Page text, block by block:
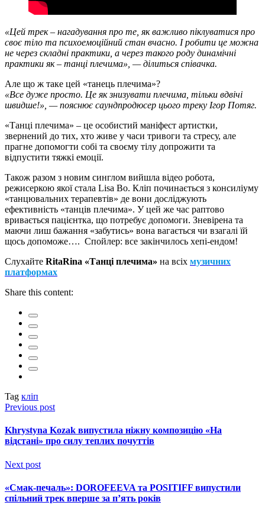
«Цей трек – нагадування про те, як важливо піклуватися про
своє тіло та психоемоційний стан вчасно. І робити це можна
не через складні практики, а через такого роду динамічні
практики як – танці плечима», — ділиться співачка.
Але що ж таке цей «танець плечима»?
«Все дуже просто. Це як знизувати плечима, тільки вдвічі
швидше!», — пояснює саундпродюсер цього треку Ігор Потяг.
«Танці плечима» – це особистий маніфест артистки,
звернений до тих, хто живе у часи тривоги та стресу, але
прагне допомогти собі та своєму тілу допрожити та
відпустити тяжкі емоції.
Також разом з новим синглом вийшла відео робота,
режисеркою якої стала Lisa Bo. Кліп починається з консиліуму
«танцювальних терапевтів» де вони досліджують
ефективність «танців плечима». У цей же час раптово
вривається пацієнтка, що потребує допомоги. Зневірена та
маючи лиш бажання «забутись» вона вагається чи взагалі їй
щось допоможе…. Спойлер: все закінчилось хепі-ендом!
Слухайте RitaRina «Танці плечима» на всіх музичних
платформах
Share this content:
Tag кліп
Previous post
Khrystyna Kozak випустила ніжну композицію «На
відстані» про силу теплих почуттів
Next post
«Смак-печаль»: DOROFEEVA та POSITIFF випустили
спільний трек вперше за п’ять років